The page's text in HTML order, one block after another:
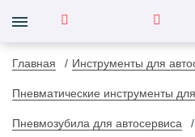
Главная Инструменты для
Пневматические инструменты
Пневмозубила для автосервиса